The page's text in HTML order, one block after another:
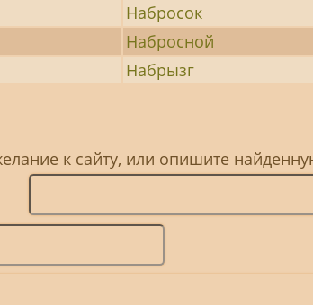
Набросок
Набросной
Набрызг
к сайту, или опишите